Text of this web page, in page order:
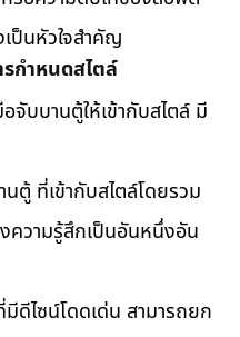
ป็นหัวใจสำคัญ
กำหนดสไตล์
บบานตู้ให้เข้ากับสไตล์ มี
ตู้ ที่เข้ากับสไตล์โดยรวม
งความรู้สึกเป็นอันหนึ่งอัน
ดีไซน์โดดเด่น สามารถยก